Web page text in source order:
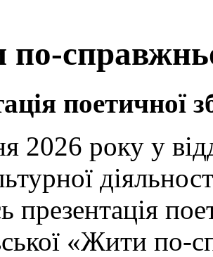
поетичної
2026 року у
презентація
«Жити по-